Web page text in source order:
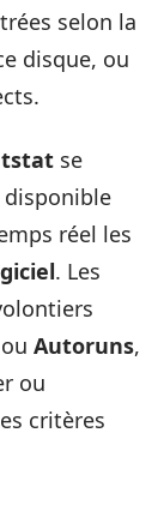
selon la
disque, ou
se
réel les
. Les
ou Autoruns,
ou
critères